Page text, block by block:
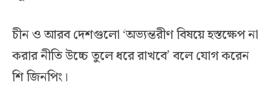
চীন ও আরব দেশগুলো ‘অভ্যন্তরীণ বিষয়ে হস্তক্ষেপ না
করার নীতি উচ্চে তুলে ধরে রাখবে’ বলে যোগ করেন
শি জিনপিং।